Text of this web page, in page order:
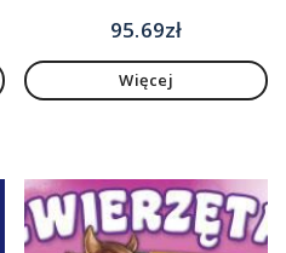
95.69zł
Więcej